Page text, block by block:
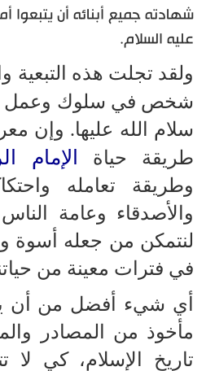
شهادته جميع أبنائه أن يتبعوا
عليه السلام.
ولقد تجلت هذه التبعية
شخص في سلوك وعمل
سلام الله عليها. وإن
طريقة حياة الإمام
وطريقة تعامله
والأصدقاء وعامة
لنتمكن من جعله أسوة
في فترات معينة من
أي شيء أفضل من أن
مأخوذ من المصادر
تاريخ الإسلام، كي لا